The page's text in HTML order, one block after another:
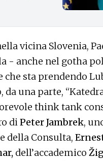
vicina Slovenia,
- anche nel gotha
sta prendendo
da una parte,
think tank
diPeter Jambrek,
della Consulta,
dell’accademico